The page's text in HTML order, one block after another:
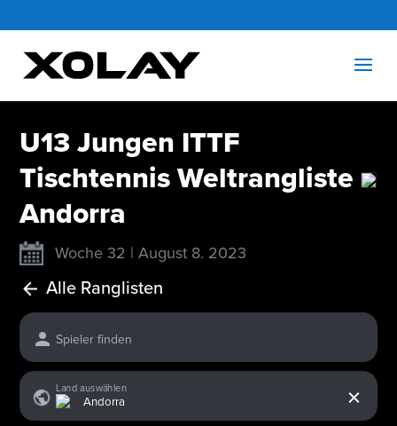
U13 Jungen ITTF
Tischtennis Weltrangliste
Andorra
Woche 32 | August 8. 2023
Alle Ranglisten
Spieler finden
Land auswählen